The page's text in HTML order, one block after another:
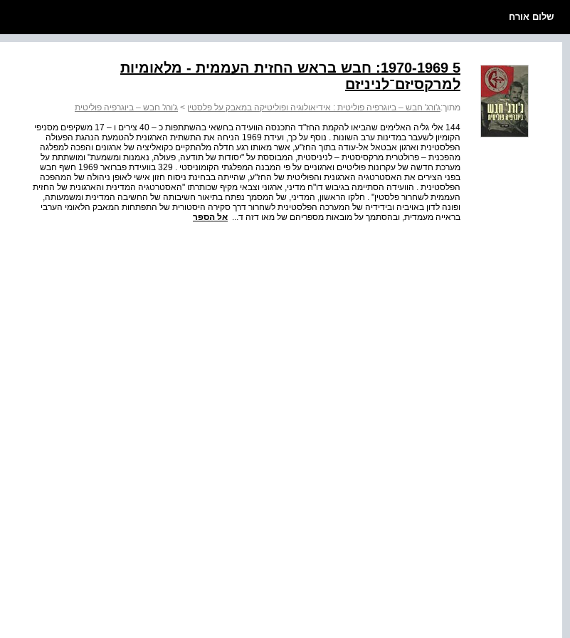
שלום אורח
5 1970-1969: חבש בראש החזית העממית - מלאומיות
למרקסיזם־לניניזם
מתוך:ג'ורג' חבש – ביוגרפיה פוליטית : אידיאולוגיה ופוליטיקה במאבק על פלסטין > ג'ורג' חבש – ביוגרפיה פוליטית
144 אלי גליה האלימים שהביאו להקמת החז"ד התכנסה הוועידה בחשאי בהשתתפות כ – 40 צירים ו – 17 משקיפים מסניפי
הקומיון לשעבר במדינות ערב השונות . נוסף על כך, ועידת 1969 הניחה את התשתית הארגונית להטמעת הנהגת הפעולה
הפלסטינית וארגון אבטאל אל-עודה בתוך החז"ע, אשר מאותו רגע חדלה מלהתקיים כקואליציה של ארגונים והפכה למפלגה
מהפכנית – פרולטרית מרקסיסטית – לניניסטית, המבוססת על "יסודות של תודעה, פעולה, נאמנות ומשמעת" ומושתתת על
מערכת חדשה של עקרונות פוליטיים וארגוניים על פי המבנה המפלגתי הקומוניסטי . 329 בוועידת פברואר 1969 חשף חבש
בפני הצירים את האסטרטגיה הארגונית והפוליטית של החז"ע, שהייתה בבחינת ניסוח חזון אישי לאופן ניהולה של המהפכה
הפלסטינית . הוועידה הסתיימה בגיבוש דו"ח מדיני, ארגוני וצבאי מקיף שכותרתו "האסטרטגיה המדינית והארגונית של החזית
העממית לשחרור פלסטין" . חלקו הראשון, המדיני, של המסמך נפתח בתיאור חשיבותה של החשיבה המדינית ומשמעותה,
ופונה לדון באויביה ובידידיה של המערכה הפלסטינית לשחרור דרך סקירה היסטורית של התפתחות המאבק הלאומי הערבי
בראייה מעמדית, ובהסתמך על מובאות מספריהם של מאו דזה ד... אל הספר